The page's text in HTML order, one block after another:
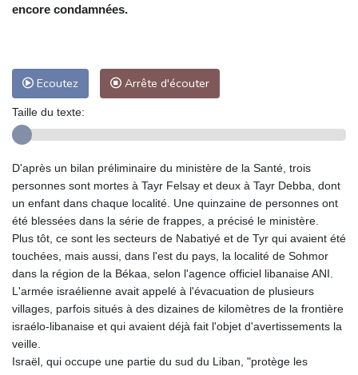
encore condamnées.
Ecoutez Arrête d'écouter
Taille du texte:
D'après un bilan préliminaire du ministère de la Santé, trois
personnes sont mortes à Tayr Felsay et deux à Tayr Debba, dont
un enfant dans chaque localité. Une quinzaine de personnes ont
été blessées dans la série de frappes, a précisé le ministère.
Plus tôt, ce sont les secteurs de Nabatiyé et de Tyr qui avaient été
touchées, mais aussi, dans l'est du pays, la localité de Sohmor
dans la région de la Békaa, selon l'agence officiel libanaise ANI.
L'armée israélienne avait appelé à l'évacuation de plusieurs
villages, parfois situés à des dizaines de kilomètres de la frontière
israélo-libanaise et qui avaient déjà fait l'objet d'avertissements la
veille.
Israël, qui occupe une partie du sud du Liban, "protège les